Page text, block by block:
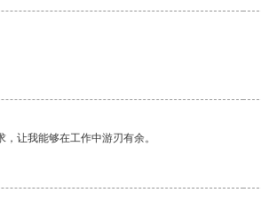
让我能够在工作中游刃有余。